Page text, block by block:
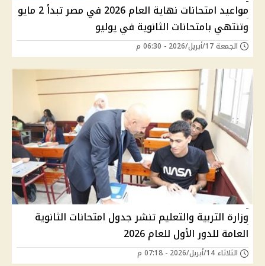
مواعيد امتحانات نهاية العام 2026 في مصر تبدأ 2 مايو
وتنتهي بامتحانات الثانوية في يوليو
الجمعة 17/أبريل/2026 - 06:30 م
وزارة التربية والتعليم تنشر جدول امتحانات الثانوية
العامة للدور الأول للعام 2026
الثلاثاء 14/أبريل/2026 - 07:18 م